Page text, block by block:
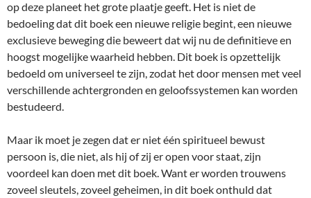
op deze planeet het grote plaatje geeft. Het is niet de
bedoeling dat dit boek een nieuwe religie begint, een nieuwe
exclusieve beweging die beweert dat wij nu de definitieve en
hoogst mogelijke waarheid hebben. Dit boek is opzettelijk
bedoeld om universeel te zijn, zodat het door mensen met veel
verschillende achtergronden en geloofssystemen kan worden
bestudeerd.
Maar ik moet je zegen dat er niet één spiritueel bewust
persoon is, die niet, als hij of zij er open voor staat, zijn
voordeel kan doen met dit boek. Want er worden trouwens
zoveel sleutels, zoveel geheimen, in dit boek onthuld dat